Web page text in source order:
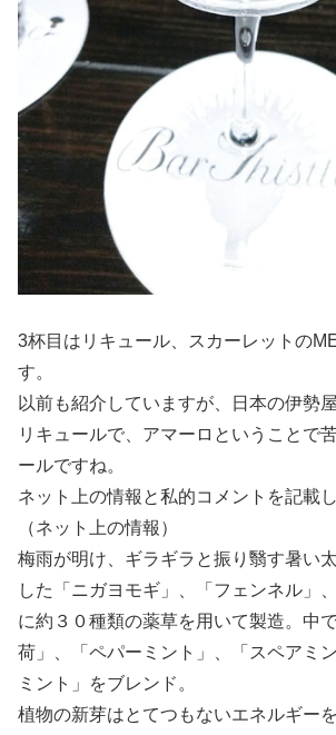
3杯目はリキュール、スカーレットの
す。
以前も紹介していますが、日本の伊勢
リキュールで、アマーロということで
ールですね。
ネット上の情報と私的コメントを記載
（ネット上の情報）
梅雨が明け、ギラギラと振り翳す暑い
した「ニガヨモギ」、「フェンネル」
に約３０種類の薬草を用いて製造。中
荷」、「ペパーミント」、「スペアミ
ミント」をブレンド。
植物の新芽はとてつもないエネルギー